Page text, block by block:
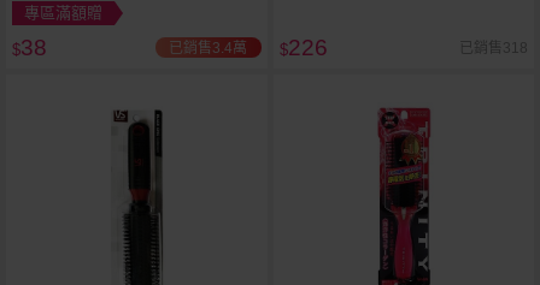
專區滿額贈
$38 已銷售3.4萬 $226 已銷售318